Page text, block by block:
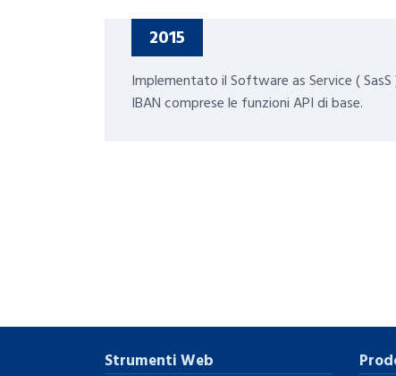
2015
Implementato il Software as Service (
IBAN comprese le funzioni API di base.
Strumenti Web